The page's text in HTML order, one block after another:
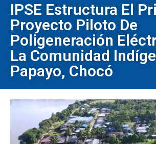
IPSE Estructura El
Proyecto Piloto De
Poligeneración
La Comunidad
Papayo, Chocó